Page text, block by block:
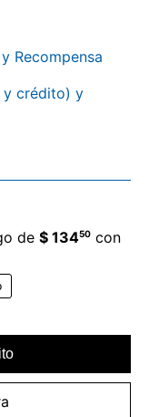
Recompensa
y crédito) y
de $ 13450 con